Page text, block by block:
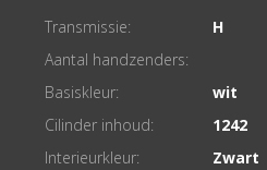
Transmissie: H
Aantal handzenders:
Basiskleur: wit
Cilinder inhoud: 1242
Interieurkleur: Zwart